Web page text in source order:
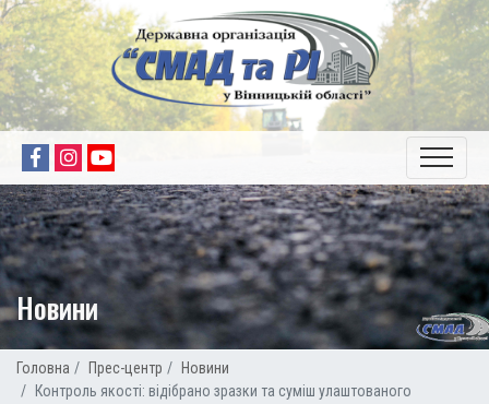
Головна Прес-центр
Новини
Контроль якості: відібрано зразки та суміш улаштованого
Новини